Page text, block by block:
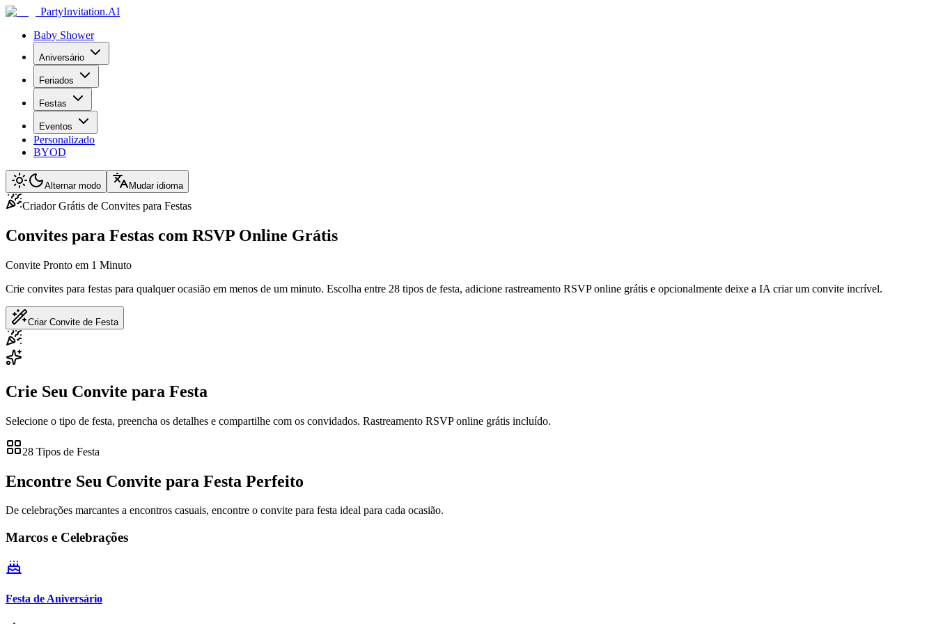
PartyInvitation.AI
Baby Shower
Aniversário
Feriados
Festas
Eventos
Personalizado
BYOD
Alternar modo Mudar idioma
Criador Grátis de Convites para Festas
Convites para Festas com RSVP Online Grátis
Convite Pronto em 1 Minuto
Crie convites para festas para qualquer ocasião em menos de um minuto. Escolha entre 28 tipos de festa, adicione rastreamento RSVP online grátis e opcionalmente deixe a IA criar um convite incrível.
Criar Convite de Festa
Crie Seu Convite para Festa
Selecione o tipo de festa, preencha os detalhes e compartilhe com os convidados. Rastreamento RSVP online grátis incluído.
28 Tipos de Festa
Encontre Seu Convite para Festa Perfeito
De celebrações marcantes a encontros casuais, encontre o convite para festa ideal para cada ocasião.
Marcos e Celebrações
Festa de Aniversário